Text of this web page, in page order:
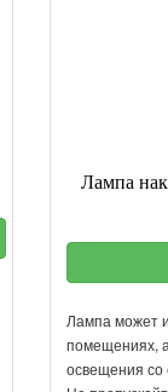
Лампа
Лампа может
помещениях,
освещения